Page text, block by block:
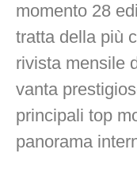
momento 28
tratta della più
rivista mensile
vanta
principali top
panorama